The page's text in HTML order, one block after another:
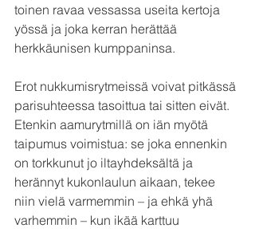
toinen ravaa vessassa useita kertoja
yössä ja joka kerran herättää
herkkäunisen kumppaninsa.
Erot nukkumisrytmeissä voivat pitkässä
parisuhteessa tasoittua tai sitten eivät.
Etenkin aamurytmillä on iän myötä
taipumus voimistua: se joka ennenkin
on torkkunut jo iltayhdeksältä ja
herännyt kukonlaulun aikaan, tekee
niin vielä varmemmin – ja ehkä yhä
varhemmin – kun ikää karttuu